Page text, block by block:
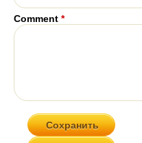
Comment *